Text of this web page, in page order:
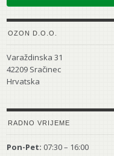
OZON D.O.O.
Varaždinska 31
42209 Sračinec
Hrvatska
RADNO VRIJEME
Pon-Pet: 07:30 – 16:00